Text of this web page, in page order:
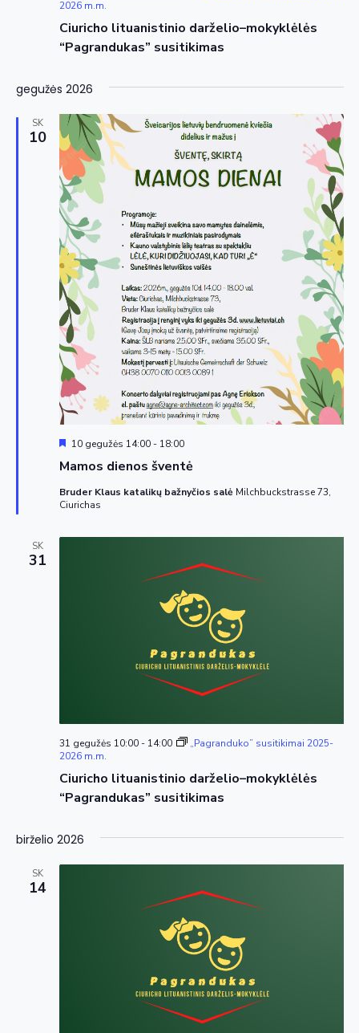
Ciuricho lituanistinio darželio–mokyklėlės
“Pagrandukas” susitikimas
2026 m.m.
gegužės 2026
SK
10
Mamos dienos šventė
Siūloma
10 gegužės 14:00- 18:00
Bruder Klaus katalikų bažnyčios salė Milchbuckstrasse 73,
Ciurichas
SK
31
Ciuricho lituanistinio darželio–mokyklėlės
“Pagrandukas” susitikimas
31 gegužės 10:00- 14:00
„Pagranduko” susitikimai 2025-
2026 m.m.
birželio 2026
SK
14